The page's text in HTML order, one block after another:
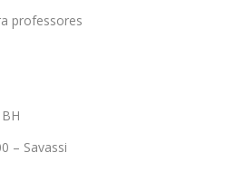
professores
– Savassi